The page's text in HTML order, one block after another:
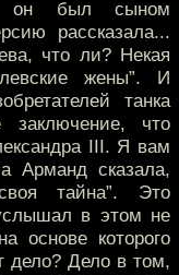
он был сыном
рассказала...
что ли? Некая
жены”. И
танка
заключение, что
III. Я вам
Арманд сказала,
тайна”. Это
в этом не
основе которого
дело? Дело в том,